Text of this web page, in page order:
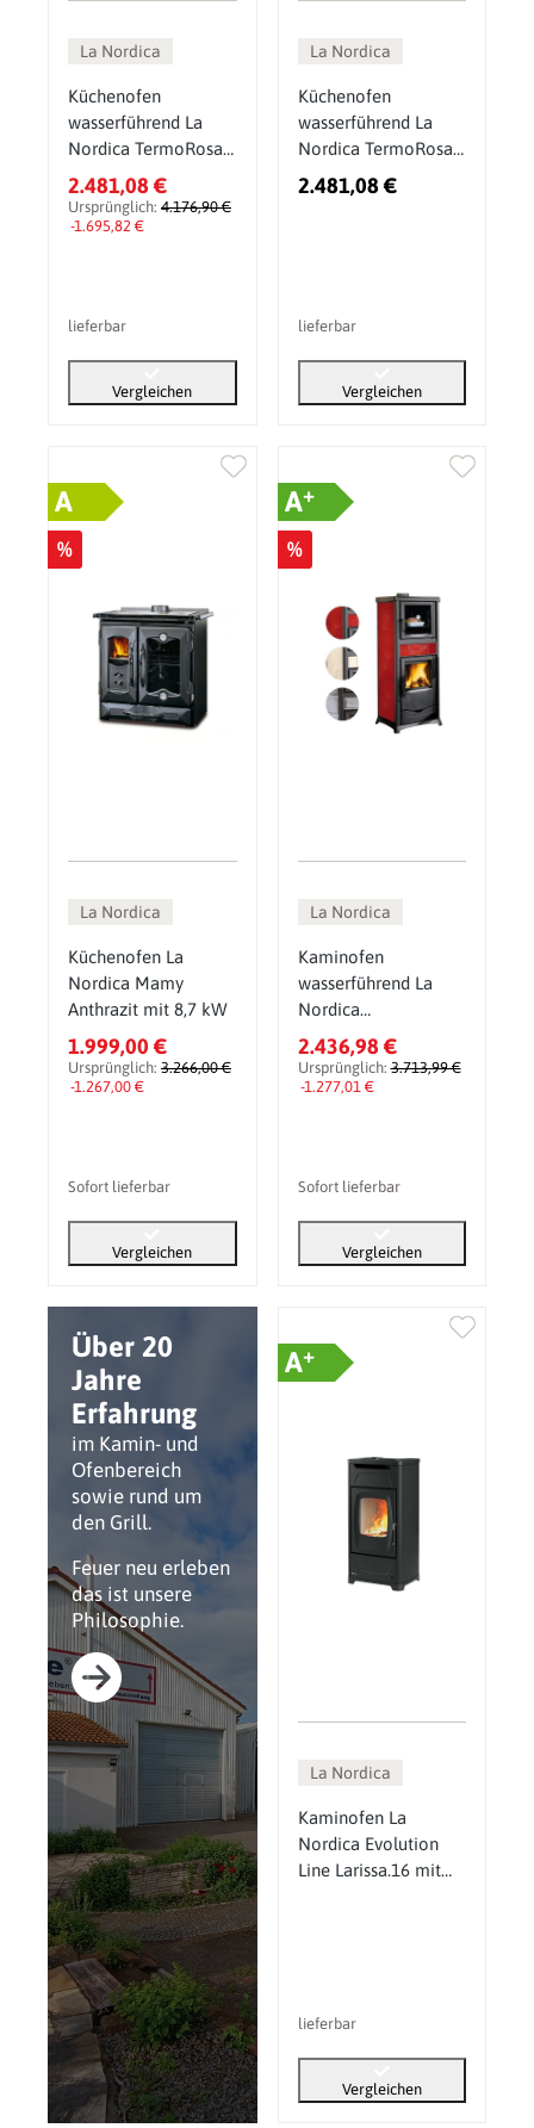
Über 20
Jahre
Erfahrung
im Kamin- und
Ofenbereich
sowie rund um
den Grill.
Feuer neu erleben
das ist unsere
Philosophie.
La Nordica
Küchenofen
wasserführend La
Nordica TermoRosa
DSA.16 mit 15 kW
2.481,08 €
Ursprünglich: 4.176,90 €
-1.695,82 €
lieferbar
Vergleichen
La Nordica
Küchenofen
wasserführend La
Nordica TermoRosa
DSA Lean 12,4 kW
2.481,08 €
lieferbar
Vergleichen
A
%
La Nordica
Küchenofen La
Nordica Mamy
Anthrazit mit 8,7 kW
1.999,00 €
Ursprünglich: 3.266,00 €
-1.267,00 €
Sofort lieferbar
Vergleichen
A+
%
La Nordica
Kaminofen
wasserführend La
Nordica
TermoRossella Plus
Forno DSA.16 11,1
kW
2.436,98 €
Ursprünglich:3.713,99 €
-1.277,01 €
Sofort lieferbar
Vergleichen
A+
La Nordica
Kaminofen La
Nordica Evolution
Line Larissa.16 mit
lieferbar
Vergleichen